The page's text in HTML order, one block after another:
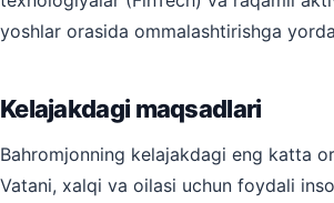
yoshlar orasida ommalashtirishga
Kelajakdagi maqsadlari
Bahromjonning kelajakdagi eng katta
Vatani, xalqi va oilasi uchun foydali